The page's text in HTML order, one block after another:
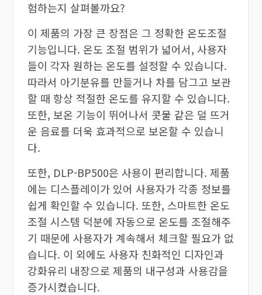
험하는지 살펴볼까요?
이 제품의 가장 큰 장점은 그 정확한 온도조절
기능입니다. 온도 조절 범위가 넓어서, 사용자
들이 각자 원하는 온도를 설정할 수 있습니다.
따라서 아기분유를 만들거나 차를 담그고 보관
할 때 항상 적절한 온도를 유지할 수 있습니다.
또한, 보온 기능이 뛰어나서 콧물 같은 덜 뜨거
운 음료를 더욱 효과적으로 보온할 수 있습니
다.
또한, DLP-BP500은 사용이 편리합니다. 제품
에는 디스플레이가 있어 사용자가 각종 정보를
쉽게 확인할 수 있습니다. 또한, 스마트한 온도
조절 시스템 덕분에 자동으로 온도를 조절해주
기 때문에 사용자가 계속해서 체크할 필요가 없
습니다. 이 외에도 사용자 친화적인 디자인과
강화유리 내장으로 제품의 내구성과 사용감을
증가시켰습니다.